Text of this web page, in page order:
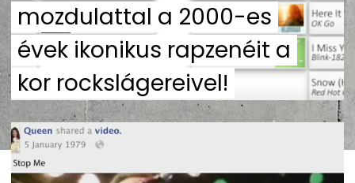
mozdulattal a 2000-es
évek ikonikus rapzenéit a
kor rockslágereivel!